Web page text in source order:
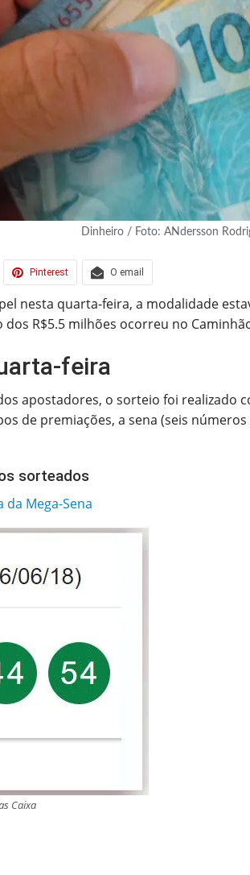
Dinheiro / Foto: ANdersson
Pinterest O email
nesta quarta-feira, a modalidade
R$5.5 milhões ocorreu no
feira
apostadores, o sorteio foi
de premiações, a sena (seis
sorteados
Mega-Sena
Caixa